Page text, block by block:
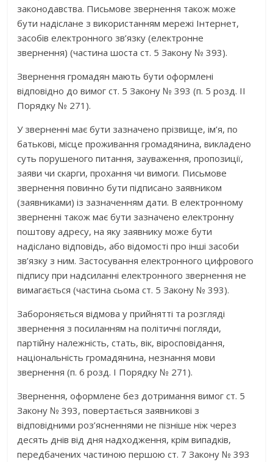
законодавства. Письмове звернення також може
бути надіслане з використанням мережі Інтернет,
засобів електронного зв’язку (електронне
звернення) (частина шоста ст. 5 Закону № 393).
Звернення громадян мають бути оформлені
відповідно до вимог ст. 5 Закону № 393 (п. 5 розд. ІІ
Порядку № 271).
У зверненні має бути зазначено прізвище, ім’я, по
батькові, місце проживання громадянина, викладено
суть порушеного питання, зауваження, пропозиції,
заяви чи скарги, прохання чи вимоги. Письмове
звернення повинно бути підписано заявником
(заявниками) із зазначенням дати. В електронному
зверненні також має бути зазначено електронну
поштову адресу, на яку заявнику може бути
надіслано відповідь, або відомості про інші засоби
зв’язку з ним. Застосування електронного цифрового
підпису при надсиланні електронного звернення не
вимагається (частина сьома ст. 5 Закону № 393).
Забороняється відмова у прийнятті та розгляді
звернення з посиланням на політичні погляди,
партійну належність, стать, вік, віросповідання,
національність громадянина, незнання мови
звернення (п. 6 розд. І Порядку № 271).
Звернення, оформлене без дотримання вимог ст. 5
Закону № 393, повертається заявникові з
відповідними роз’ясненнями не пізніше ніж через
десять днів від дня надходження, крім випадків,
передбачених частиною першою ст. 7 Закону № 393